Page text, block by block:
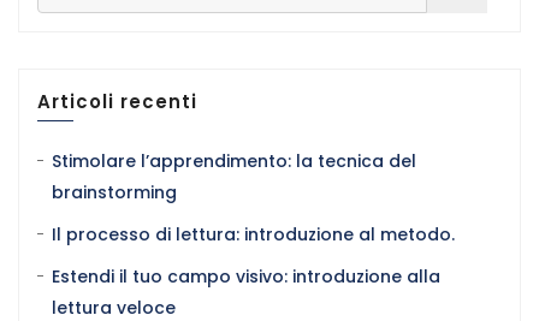
Articoli recenti
Stimolare l’apprendimento: la tecnica del
brainstorming
Il processo di lettura: introduzione al metodo.
Estendi il tuo campo visivo: introduzione alla
lettura veloce